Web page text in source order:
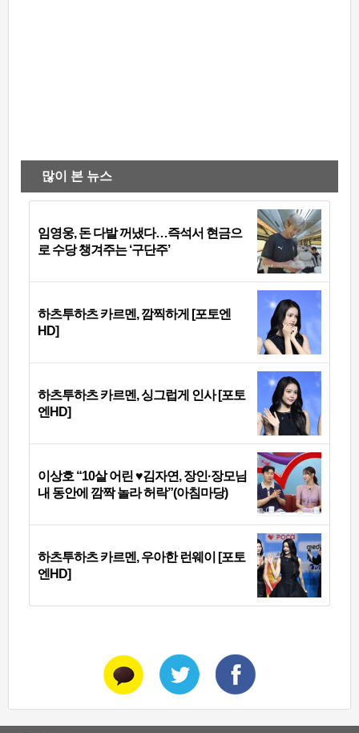
많이 본 뉴스
임영웅, 돈 다발 꺼냈다…즉석서 현금으
로 수당 챙겨주는 ‘구단주’
하츠투하츠 카르멘, 깜찍하게 [포토엔
HD]
하츠투하츠 카르멘, 싱그럽게 인사 [포토
엔HD]
이상호 “10살 어린 ♥김자연, 장인·장모님
내 동안에 깜짝 놀라 허락”(아침마당)
하츠투하츠 카르멘, 우아한 런웨이 [포토
엔HD]